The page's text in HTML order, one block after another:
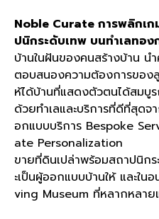
Noble Curate การพลิกเ
ปนิกระดับเทพ บนทำเลทอง
บ้านในฝันของคนสร้างบ้าน น
ตอบสนองความต้องการของ
ห้ได้บ้านที่แสดงตัวตนได้สมบู
ด้วยทำเลและบริการที่ดีที่สุดจ
อกแบบบริการ Bespoke
ate Personalization
ขายที่ดินเปล่าพร้อมสถาปนิก
ะเป็นผู้ออกแบบบ้านให้ และใน
ving Museum ที่หลากหลา